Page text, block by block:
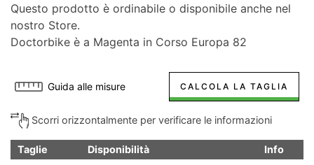
Questo prodotto è ordinabile o disponibile anche nel
nostro Store.
Doctorbike è a Magenta in Corso Europa 82
Guida alle misure CALCOLA LA TAGLIA
Scorri orizzontalmente per verificare le informazioni
Taglie Disponibilità Info